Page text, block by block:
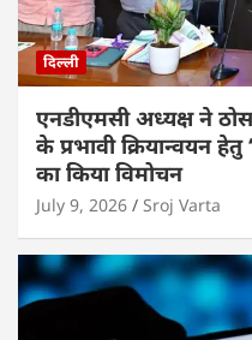
दिल्ली
एनडीएमसी अध्यक्ष ने
के प्रभावी क्रियान्वयन
का किया विमोचन
July 9, 2026 Sroj Varta